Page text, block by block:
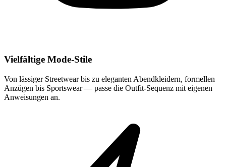
Vielfältige Mode-Stile
Von lässiger Streetwear bis zu eleganten Abendkleidern, formellen
Anzügen bis Sportswear — passe die Outfit-Sequenz mit eigenen
Anweisungen an.